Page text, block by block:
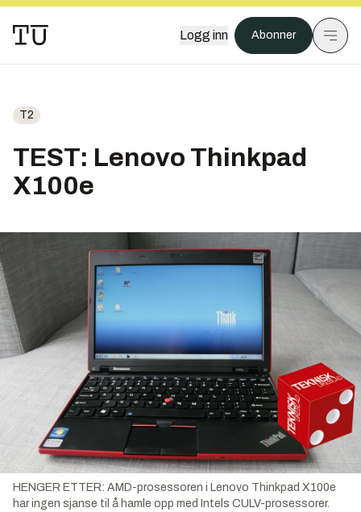
Logg inn Abonner
T2
TEST: Lenovo Thinkpad
X100e
HENGER ETTER: AMD-prosessoren i Lenovo Thinkpad X100e
har ingen sjanse til å hamle opp med Intels CULV-prosessorer.